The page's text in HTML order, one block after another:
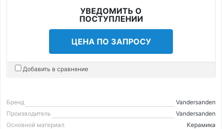
УВЕДОМИТЬ О
ПОСТУПЛЕНИИ
ЦЕНА ПО ЗАПРОСУ
Добавить в сравнение
Бренд
Vandersanden
Производитель
Vandersanden
Основной материал
Керамика